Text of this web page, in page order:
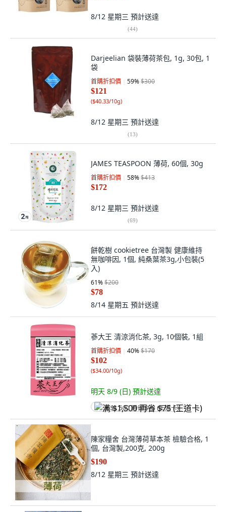
8/12 星期三 預計送達
(44)
Darjeelian 袋裝薄荷茶包, 1g, 30包, 1
袋
首購折扣價 59%$300
$121
($40.33/10g)
8/12 星期三 預計送達
(13)
JAMES TEASPOON 薄荷, 60個, 30g
首購折扣價 58%$413
$172
8/12 星期三 預計送達
(69)
餅乾樹 cookietree 台灣製 健康維持
無咖啡因, 1個, 純桑葉茶3g,小包裝(5
入)
61%$200
$78
8/14 星期五 預計送達
蔘大王 清涼消化茶, 3g, 10個裝, 1組
首購折扣價 40%$170
$102
($34.00/10g)
明天 8/9 (日) 預計送達
满 $1,500 再省 $75 (王道卡)
陳家糧舍 台灣薄荷草本茶 檢驗合格, 1
個, 台灣製,200克, 200g
$190
8/12 星期三 預計送達